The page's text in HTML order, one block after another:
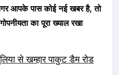
आपके पास कोई नई खबर है, तो
का पूरा ख्याल रखा
से खम्हार पाकुट डैम रोड